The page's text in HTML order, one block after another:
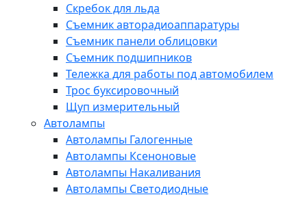
Скребок для льда
Съемник авторадиоаппаратуры
Съемник панели облицовки
Съемник подшипников
Тележка для работы под автомобилем
Трос буксировочный
Щуп измерительный
Автолампы
Автолампы Галогенные
Автолампы Ксеноновые
Автолампы Накаливания
Автолампы Светодиодные